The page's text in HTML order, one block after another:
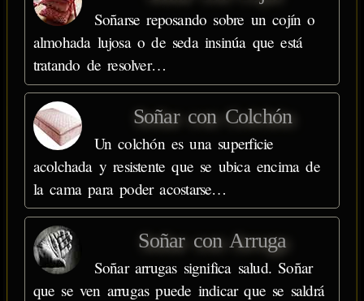
Soñarse reposando sobre un cojín o
almohada lujosa o de seda insinúa que está
tratando de resolver…
Soñar con Colchón
Un colchón es una superficie
acolchada y resistente que se ubica encima de
la cama para poder acostarse…
Soñar con Arruga
Soñar arrugas significa salud. Soñar
que se ven arrugas puede indicar que se saldrá